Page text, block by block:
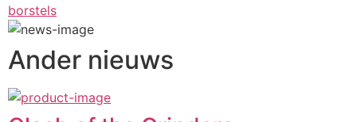
borstels
Ander nieuws